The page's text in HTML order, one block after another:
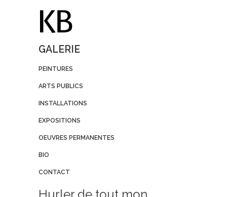
GALERIE
PEINTURES
ARTS PUBLICS
INSTALLATIONS
EXPOSITIONS
OEUVRES PERMANENTES
BIO
CONTACT